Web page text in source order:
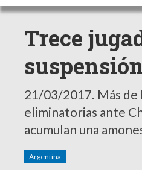
Trece
21/03/2017. Más
eliminatorias ante
acumulan una
Argentina